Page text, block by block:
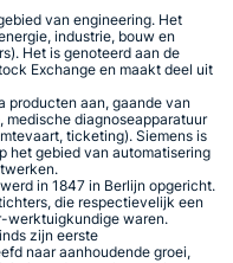
van engineering. Het
industrie, bouw en
Het is genoteerd aan de
Exchange en maakt deel uit
producten aan, gaande van
diagnoseapparatuur
ticketing). Siemens is
het gebied van automatisering
in 1847 in Berlijn opgericht.
die respectievelijk een
werktuigkundige waren.
zijn eerste
naar aanhoudende groei,